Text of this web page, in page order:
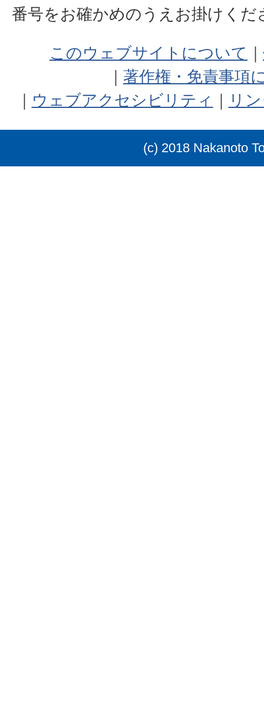
番号をお確かめのうえお掛けく
このウェブサイトについて
著作権・免責事項
ウェブアクセシビリティ
リ
(c) 2018 Nakanoto